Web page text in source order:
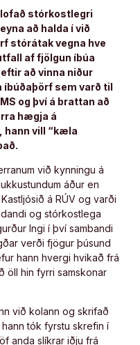
stórkostlegri
að halda í við
stórátak vegna hve
af fjölgun íbúa
að vinna niður
sem varð til
og því á brattan að
hægja á
hann vill “kæla
við kynningu á
áður en
á RÚV og varði
og stórkostlega
Ingi í því sambandi
verði fjögur þúsund
hann hvergi hvikað frá
öll hin fyrri samskonar
við kolann og skrifað
tók fyrstu skrefin í
anda slíkrar iðju frá